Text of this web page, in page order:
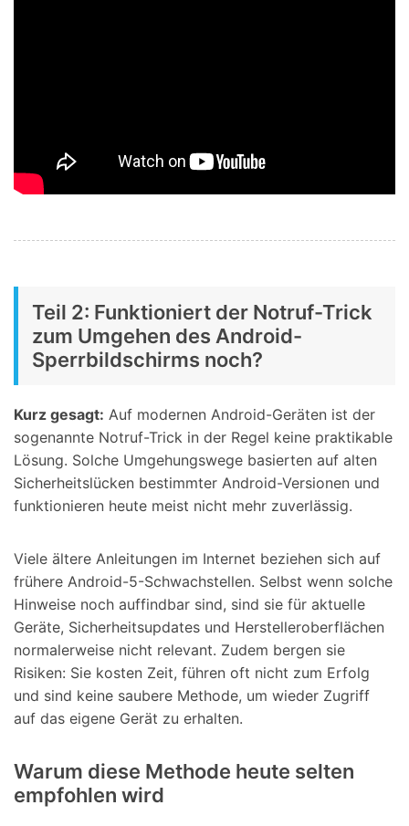
Teil 2: Funktioniert der Notruf-Trick
zum Umgehen des Android-
Sperrbildschirms noch?
Kurz gesagt: Auf modernen Android-Geräten ist der
sogenannte Notruf-Trick in der Regel keine praktikable
Lösung. Solche Umgehungswege basierten auf alten
Sicherheitslücken bestimmter Android-Versionen und
funktionieren heute meist nicht mehr zuverlässig.
Viele ältere Anleitungen im Internet beziehen sich auf
frühere Android-5-Schwachstellen. Selbst wenn solche
Hinweise noch auffindbar sind, sind sie für aktuelle
Geräte, Sicherheitsupdates und Herstelleroberflächen
normalerweise nicht relevant. Zudem bergen sie
Risiken: Sie kosten Zeit, führen oft nicht zum Erfolg
und sind keine saubere Methode, um wieder Zugriff
auf das eigene Gerät zu erhalten.
Warum diese Methode heute selten
empfohlen wird